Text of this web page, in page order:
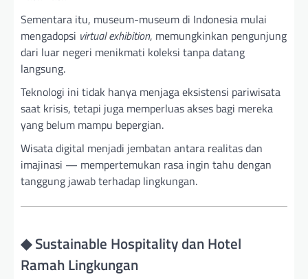
Sementara itu, museum-museum di Indonesia mulai
mengadopsi virtual exhibition, memungkinkan pengunjung
dari luar negeri menikmati koleksi tanpa datang
langsung.
Teknologi ini tidak hanya menjaga eksistensi pariwisata
saat krisis, tetapi juga memperluas akses bagi mereka
yang belum mampu bepergian.
Wisata digital menjadi jembatan antara realitas dan
imajinasi — mempertemukan rasa ingin tahu dengan
tanggung jawab terhadap lingkungan.
◆ Sustainable Hospitality dan Hotel
Ramah Lingkungan